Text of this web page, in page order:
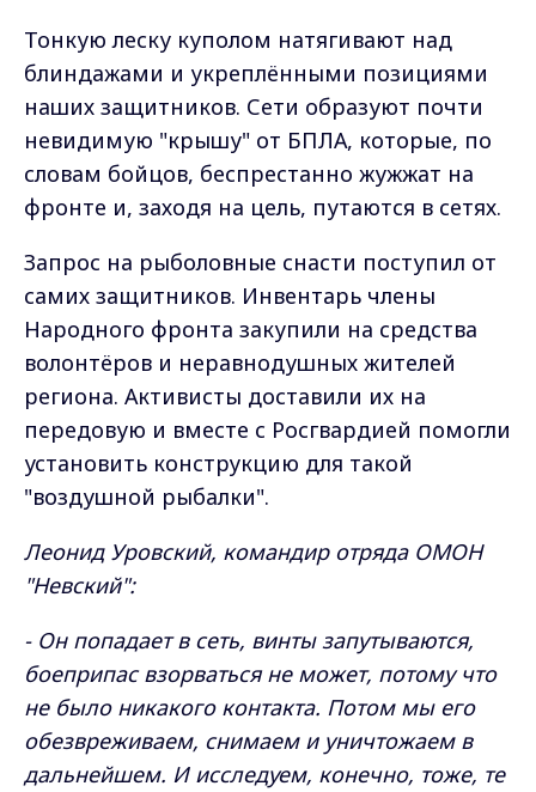
Тонкую леску куполом натягивают над
блиндажами и укреплёнными позициями
наших защитников. Сети образуют почти
невидимую "крышу" от БПЛА, которые, по
словам бойцов, беспрестанно жужжат на
фронте и, заходя на цель, путаются в сетях.
Запрос на рыболовные снасти поступил от
самих защитников. Инвентарь члены
Народного фронта закупили на средства
волонтёров и неравнодушных жителей
региона. Активисты доставили их на
передовую и вместе с Росгвардией помогли
установить конструкцию для такой
"воздушной рыбалки".
Леонид Уровский, командир отряда ОМОН
"Невский":
- Он попадает в сеть, винты запутываются,
боеприпас взорваться не может, потому что
не было никакого контакта. Потом мы его
обезвреживаем, снимаем и уничтожаем в
дальнейшем. И исследуем, конечно, тоже, те